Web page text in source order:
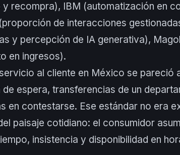
recompra), IBM (automatización en
de interacciones
y percepción de IA generativa),
en ingresos).
al cliente en México se pareció
de espera, transferencias de un
en contestarse. Ese estándar no era
paisaje cotidiano: el consumidor
insistencia y disponibilidad en